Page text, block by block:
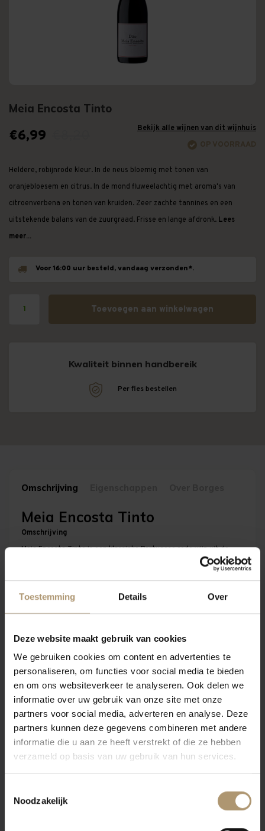
Toestemming Details Over
Deze website maakt gebruik van cookies
We gebruiken cookies om content en advertenties te
personaliseren, om functies voor social media te bieden
en om ons websiteverkeer te analyseren. Ook delen we
informatie over uw gebruik van onze site met onze
partners voor social media, adverteren en analyse. Deze
partners kunnen deze gegevens combineren met andere
informatie die u aan ze heeft verstrekt of die ze hebben
verzameld op basis van uw gebruik van hun services.
Noodzakelijk
Meia Encosta Tinto
€6,99
Bekijk alle wijnen van dit wijnhuis
OP VOORRAAD
Heldere, robijnrode kleur. In de neus bloemig met tonen van
oranjebloesem en citrus. In de mond fluweelachtig met aroma's van
citroenverbena en tonen van kruiden. Zeer zachte tannines en een
uitstekende balans van de zuurgraad. Frisse en lange afdronk. Lees
meer...
Voor 16:00 uur besteld, vandaag verzonden*.
Toevoegen aan winkelwagen
Kwaliteit binnen handbereik
Per fles bestellen
Omschrijving
Meia Encosta Tinto
Omschrijving
Meia Encosta Tinto is een klassieke Portugese rode wijn uit de
regio Dão, bekend om zijn elegante en verfijnde stijl. Een blend
met frisheid, structuur en karakter.
Druivenras(sen)
Vinificatie
Traditionele vinificatie met gecontroleerde temperatuur, gevolgd
door rijping in roestvrijstaal om de fruitigheid te bewaren.
Herkomst
Dão, Portugal. Een regio met granietrijke bodems en koele
nachten, ideaal voor elegante rode wijnen.
Proefnotitie
Robijnrood. Aroma’s van rood fruit, viooltjes en een subtiele
tannines.